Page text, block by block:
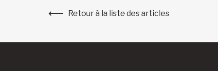
Retour à la liste des articles